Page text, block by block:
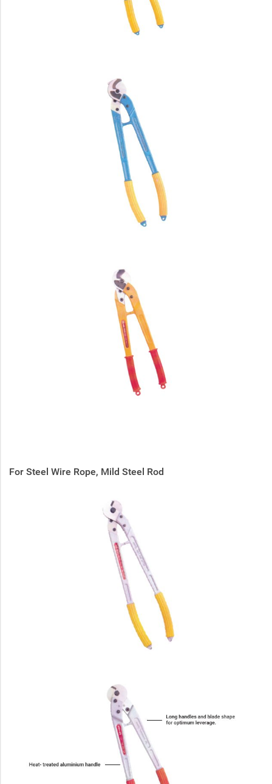
For Steel Wire Rope, Mild Steel Rod